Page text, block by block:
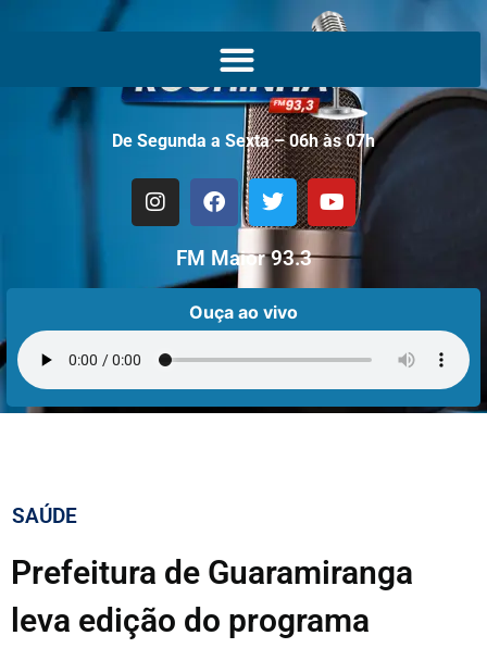
De Segunda a Sexta – 06h às 07h
FM Maior 93.3
Ouça ao vivo
SAÚDE
Prefeitura de Guaramiranga
leva edição do programa